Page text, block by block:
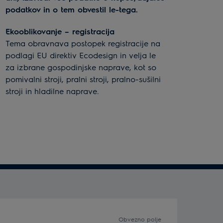
podatkov in o tem obvestil le-tega.
Ekooblikovanje – registracija
Tema obravnava postopek registracije na
podlagi EU direktiv Ecodesign in velja le
za izbrane gospodinjske naprave, kot so
pomivalni stroji, pralni stroji, pralno-sušilni
stroji in hladilne naprave.
Obvezno polje